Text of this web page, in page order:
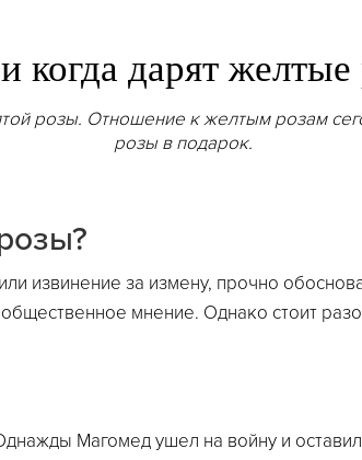
когда дарят желтые
розы. Отношение к желтым розам
розы в подарок.
извинение за измену, прочно
мнение. Однако стоит
Магомед ушел на войну и